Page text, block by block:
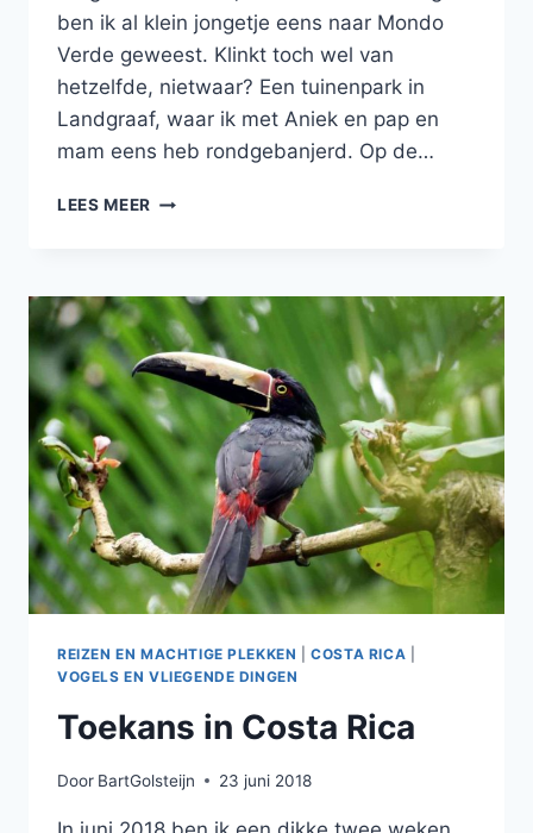
ben ik al klein jongetje eens naar Mondo
Verde geweest. Klinkt toch wel van
hetzelfde, nietwaar? Een tuinenpark in
Landgraaf, waar ik met Aniek en pap en
mam eens heb rondgebanjerd. Op de…
LEES MEER NEVELWOUD
REIZEN EN MACHTIGE PLEKKEN |COSTA RICA
VOGELS EN VLIEGENDE DINGEN
Toekans in Costa Rica
Door BartGolsteijn 23 juni 2018